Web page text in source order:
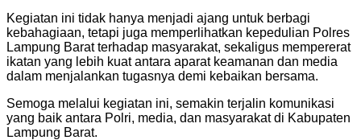
Kegiatan ini tidak hanya menjadi ajang untuk berbagi
kebahagiaan, tetapi juga memperlihatkan kepedulian Polres
Lampung Barat terhadap masyarakat, sekaligus mempererat
ikatan yang lebih kuat antara aparat keamanan dan media
dalam menjalankan tugasnya demi kebaikan bersama.
Semoga melalui kegiatan ini, semakin terjalin komunikasi
yang baik antara Polri, media, dan masyarakat di Kabupaten
Lampung Barat.